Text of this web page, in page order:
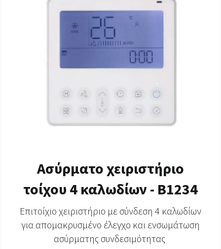
Ασύρματο χειριστήριο
τοίχου 4 καλωδίων - B1234
Επιτοίχιο χειριστήριο με σύνδεση 4 καλωδίων
για απομακρυσμένο έλεγχο και ενσωμάτωση
ασύρματης συνδεσιμότητας